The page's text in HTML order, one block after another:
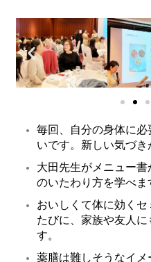
毎回、自分の身体に
いです。新しい気づき
大田先生がメニュー
のいたわり方を学べま
おいしくて体に効くセ
たびに、家族や友人に
す。
薬膳は難しそうなイ